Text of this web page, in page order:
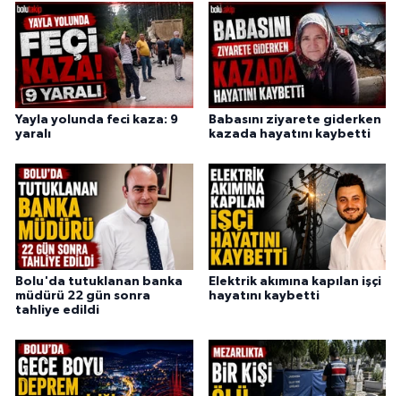
Yayla yolunda feci kaza: 9
yaralı
Babasını ziyarete giderken
kazada hayatını kaybetti
Bolu'da tutuklanan banka
müdürü 22 gün sonra
tahliye edildi
Elektrik akımına kapılan işçi
hayatını kaybetti